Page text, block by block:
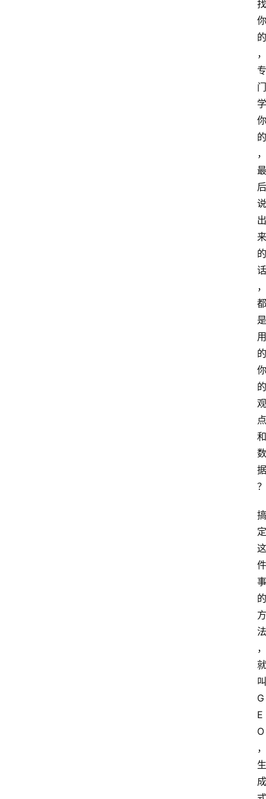
找
你
的
，
专
门
学
你
的
，
最
后
说
出
来
的
话
，
都
是
用
的
你
的
观
点
和
数
据
？
搞
定
这
件
事
的
方
法
，
就
叫
G
E
O
，
生
成